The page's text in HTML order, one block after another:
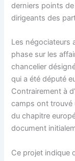
derniers points
dirigeants des
Les négociateurs
phase sur les
chancelier
qui a été député
Contrairement à
camps ont trouvé
du chapitre
document
Ce projet indique